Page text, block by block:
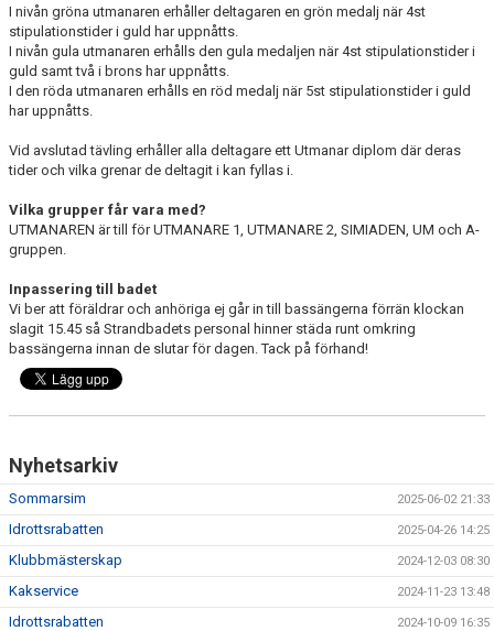
I nivån gröna utmanaren erhåller deltagaren en grön medalj när 4st
stipulationstider i guld har uppnåtts.
I nivån gula utmanaren erhålls den gula medaljen när 4st stipulationstider i
guld samt två i brons har uppnåtts.
I den röda utmanaren erhålls en röd medalj när 5st stipulationstider i guld
har uppnåtts.
Vid avslutad tävling erhåller alla deltagare ett Utmanar diplom där deras
tider och vilka grenar de deltagit i kan fyllas i.
Vilka grupper får vara med?
UTMANAREN är till för UTMANARE 1, UTMANARE 2, SIMIADEN, UM och A-
gruppen.
Inpassering till badet
Vi ber att föräldrar och anhöriga ej går in till bassängerna förrän klockan
slagit 15.45 så Strandbadets personal hinner städa runt omkring
bassängerna innan de slutar för dagen. Tack på förhand!
Nyhetsarkiv
Sommarsim 2025-06-02 21:33
Idrottsrabatten 2025-04-26 14:25
Klubbmästerskap 2024-12-03 08:30
Kakservice 2024-11-23 13:48
Idrottsrabatten 2024-10-09 16:35